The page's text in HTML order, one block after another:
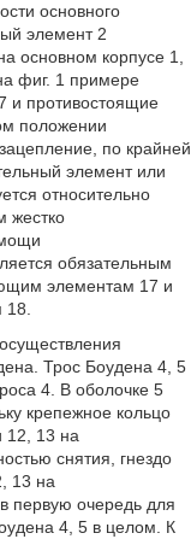
основного
элемент 2
основном корпусе 1,
фиг. 1 примере
и противостоящие
положении
по крайней
элемент или
относительно
жестко
обязательным
элементам 17 и
Трос Боудена 4, 5
4. В оболочке 5
крепежное кольцо
12, 13 на
снятия, гнездо
13 на
первую очередь для
4, 5 в целом. К